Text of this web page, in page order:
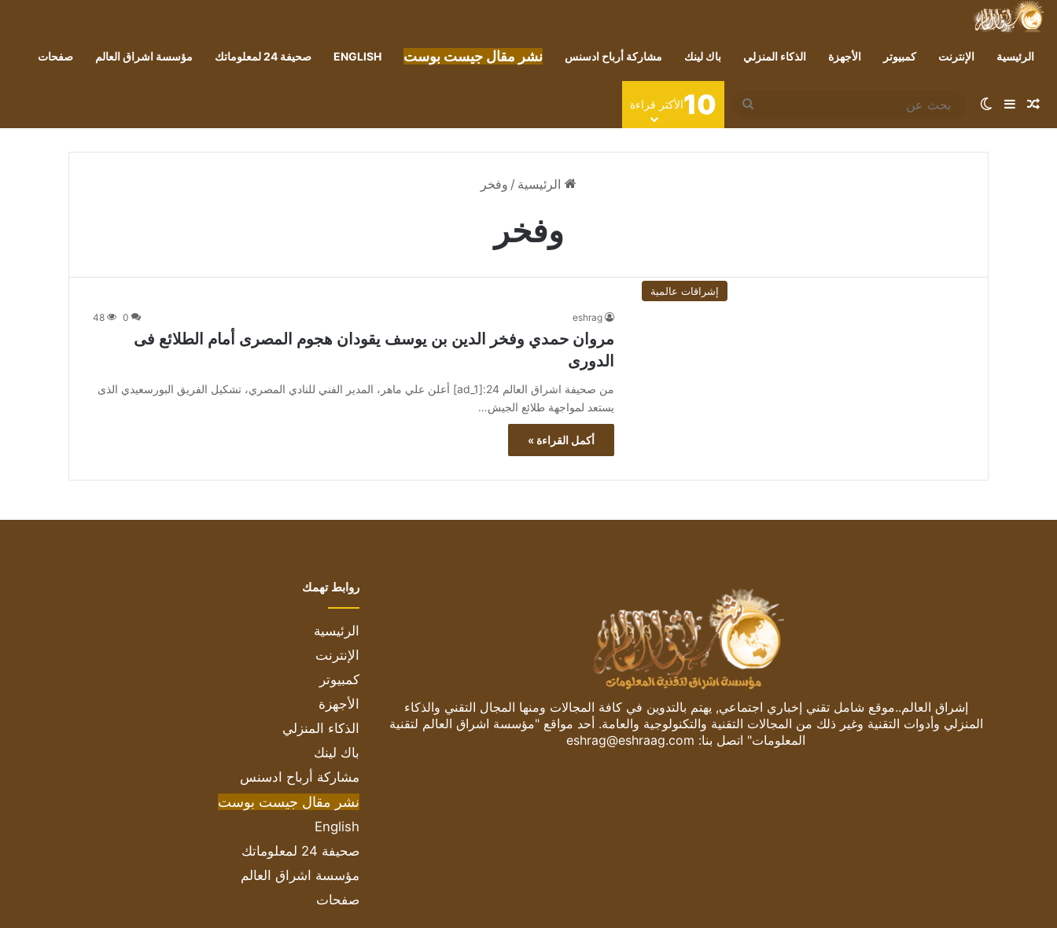
الرئيسية الإنترنت كمبيوتر الأجهزة الذكاء المنزلي باك لينك مشاركة أرباح ادسنس نشر مقال جيست بوست ENGLISH صحيفة 24 لمعلوماتك مؤسسة اشراق العالم صفحات
مقال عشوائي
إضافة عمود جانبي
الوضع المظلم
بحث
عن
10الأكثر قراءة
الرئيسية / وفخر
وفخر
إشراقات عالمية
eshrag
0
48
مروان حمدي وفخر الدين بن يوسف يقودان هجوم المصرى أمام الطلائع فى
الدورى
من صحيفة اشراق العالم 24:[ad_1] أعلن علي ماهر، المدير الفني للنادي المصري، تشكيل الفريق البورسعيدي الذى
يستعد لمواجهة طلائع الجيش…
أكمل القراءة »
إشراق العالم..موقع شامل تقني إخباري اجتماعي, يهتم بالتدوين في كافة المجالات ومنها المجال التقني والذكاء
المنزلي وأدوات التقنية وغير ذلك من المجالات التقنية والتكنولوجية والعامة. أحد مواقع "مؤسسة اشراق العالم لتقنية
المعلومات" اتصل بنا: eshrag@eshraag.com
روابط تهمك
الرئيسية
الإنترنت
كمبيوتر
الأجهزة
الذكاء المنزلي
باك لينك
مشاركة أرباح ادسنس
نشر مقال جيست بوست
English
صحيفة 24 لمعلوماتك
مؤسسة اشراق العالم
صفحات